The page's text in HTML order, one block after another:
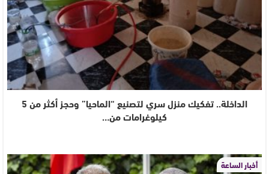
الداخلة.. تفكيك منزل سري لتصنيع “الماحيا” وحجز أكثر من 5
كيلوغرامات من…
أخبار الساعة